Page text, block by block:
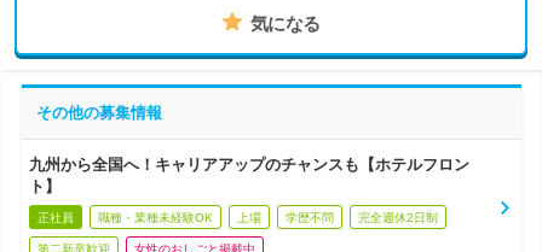
気になる
その他の募集情報
九州から全国へ！キャリアアップのチャンスも【ホテルフロン
ト】
正社員 職種・業種未経験OK 上場 学歴不問 完全週休2日制
第二新卒歓迎 女性のおしごと掲載中